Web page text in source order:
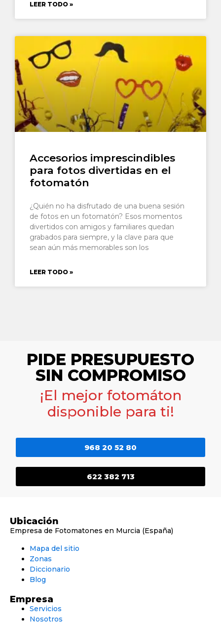
LEER TODO »
Accesorios imprescindibles
para fotos divertidas en el
fotomatón
¿Quién no ha disfrutado de una buena sesión
de fotos en un fotomatón? Esos momentos
divertidos con amigos y familiares quedan
grabados para siempre, y la clave para que
sean aún más memorables son los
LEER TODO »
PIDE PRESUPUESTO
SIN COMPROMISO
¡El mejor fotomáton
disponible para ti!
622 382 713
968 20 52 80
Ubicación
Empresa de Fotomatones en Murcia (España)
Mapa del sitio
Zonas
Diccionario
Blog
Empresa
Servicios
Nosotros